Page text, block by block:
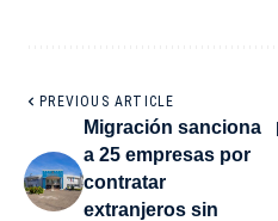
PREVIOUS ARTICLE
Migración sanciona
a 25 empresas por
contratar
extranjeros sin